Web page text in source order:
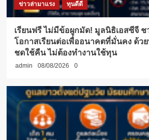
ข่าวล่ามาแรง ทุนดีดี
เรียนฟรี ไม่มีข้อผูกมัด! มูลนิธิเอสซีจี ช
โอกาสเรียนต่อเพื่ออนาคตที่มั่นคง ด้ว
ชดใช้คืน ไม่ต้องทำงานใช้ทุน
admin 08/08/2026 0